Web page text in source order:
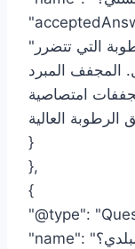
"نعم، مجفف الهواء ضروري لإزالة الرطوبة التي تتضرر
المجفف المبرد
امتصاصية
العالية."
}
},
{
"@type":